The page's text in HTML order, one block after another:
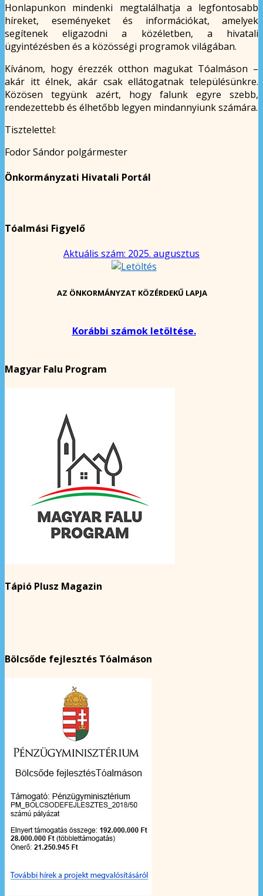
Honlapunkon mindenki megtalálhatja a legfontosabb
híreket, eseményeket és információkat, amelyek
segítenek eligazodni a közéletben, a hivatali
ügyintézésben és a közösségi programok világában.
Kívánom, hogy érezzék otthon magukat Tóalmáson –
akár itt élnek, akár csak ellátogatnak településünkre.
Közösen tegyünk azért, hogy falunk egyre szebb,
rendezettebb és élhetőbb legyen mindannyiunk számára.
Tisztelettel:
Fodor Sándor polgármester
Önkormányzati Hivatali Portál
Tóalmási Figyelő
Aktuális szám: 2025. augusztus
AZ ÖNKORMÁNYZAT KÖZÉRDEKŰ LAPJA
Korábbi számok letöltése.
Magyar Falu Program
Tápió Plusz Magazin
Bölcsőde fejlesztés Tóalmáson